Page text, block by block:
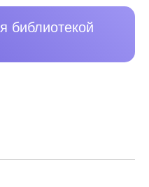
библиотекой